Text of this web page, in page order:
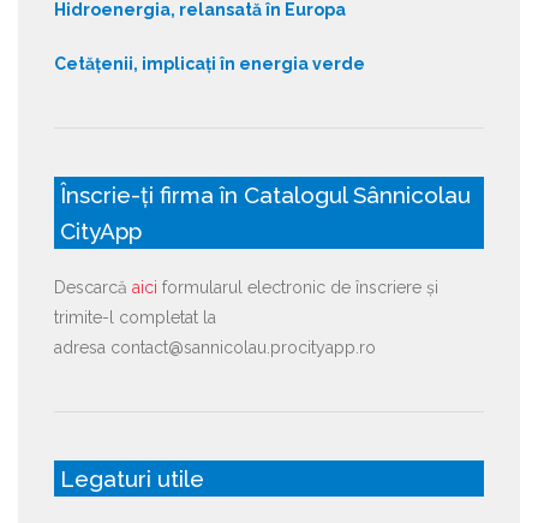
Hidroenergia, relansată în Europa
Cetățenii, implicați în energia verde
Înscrie-ți firma în Catalogul Sânnicolau
CityApp
Descarcă aici formularul electronic de înscriere și
trimite-l completat la
adresa contact@sannicolau.procityapp.ro
Legaturi utile